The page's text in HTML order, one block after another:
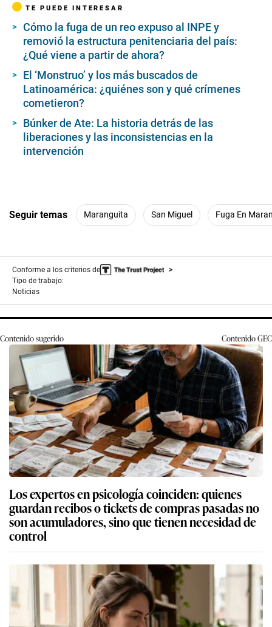
TE PUEDE INTERESAR
Cómo la fuga de un reo expuso al INPE y
removió la estructura penitenciaria del país:
¿Qué viene a partir de ahora?
El ‘Monstruo’ y los más buscados de
Latinoamérica: ¿quiénes son y qué crímenes
cometieron?
Búnker de Ate: La historia detrás de las
liberaciones y las inconsistencias en la
intervención
Seguir temas Maranguita San Miguel Fuga En
Conforme a los criterios de
Tipo de trabajo:
Noticias
Contenido sugerido ContenidoGEC
Los expertos en psicología coinciden: quienes
guardan recibos o tickets de compras pasadas no
son acumuladores, sino que tienen necesidad de
control